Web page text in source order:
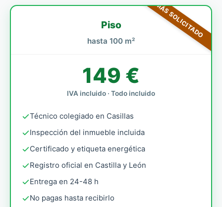
MÁS SOLICITADO
Piso
hasta 100 m²
149 €
IVA incluido · Todo incluido
Técnico colegiado en Casillas
Inspección del inmueble incluida
Certificado y etiqueta energética
Registro oficial en Castilla y León
Entrega en 24-48 h
No pagas hasta recibirlo